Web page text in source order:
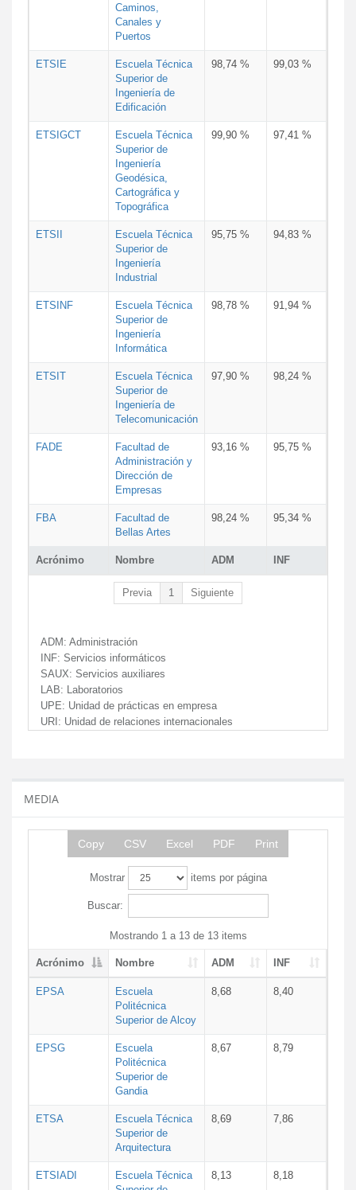
Acrónimo Nombre ADM INF
Caminos,
Canales y
Puertos
ETSIE
Escuela Técnica
Superior de
Ingeniería de
Edificación
98,74 % 99,03 %
ETSIGCT
Escuela Técnica
Superior de
Ingeniería
Geodésica,
Cartográfica y
Topográfica
99,90 % 97,41 %
ETSII
Escuela Técnica
Superior de
Ingeniería
Industrial
95,75 % 94,83 %
ETSINF
Escuela Técnica
Superior de
Ingeniería
Informática
98,78 % 91,94 %
ETSIT
Escuela Técnica
Superior de
Ingeniería de
Telecomunicación
97,90 % 98,24 %
FADE
Facultad de
Administración y
Dirección de
Empresas
93,16 % 95,75 %
FBA
Facultad de
Bellas Artes
98,24 % 95,34 %
Previa 1 Siguiente
ADM: Administración
INF: Servicios informáticos
SAUX: Servicios auxiliares
LAB: Laboratorios
UPE: Unidad de prácticas en empresa
URI: Unidad de relaciones internacionales
MEDIA
Copy CSV Excel PDF Print
Mostrar items por página
Buscar:
Mostrando 1 a 13 de 13 items
Acrónimo Nombre ADM INF
EPSA
Escuela
Politécnica
Superior de Alcoy
8,68 8,40
EPSG
Escuela
Politécnica
Superior de
Gandia
8,67 8,79
ETSA
Escuela Técnica
Superior de
Arquitectura
8,69 7,86
ETSIADI
Escuela Técnica
8,13 8,18